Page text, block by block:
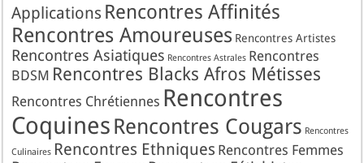
Applications Rencontres Affinités
Rencontres Amoureuses Rencontres Artistes
Rencontres Asiatiques Rencontres Astrales Rencontres
BDSM Rencontres Blacks Afros Métisses
Rencontres Chrétiennes Rencontres
Coquines Rencontres Cougars Rencontres
Culinaires Rencontres Ethniques Rencontres Femmes